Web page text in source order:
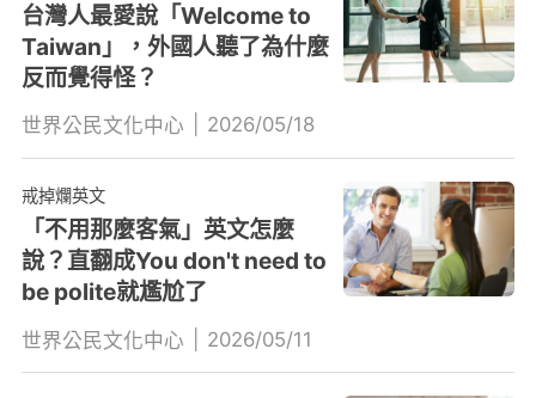
台灣人最愛說「Welcome to
Taiwan」，外國人聽了為什麼
反而覺得怪？
世界公民文化中心 2026/05/18
戒掉爛英文
「不用那麼客氣」英文怎麼
說？直翻成You don't need to
be polite就尷尬了
世界公民文化中心 2026/05/11